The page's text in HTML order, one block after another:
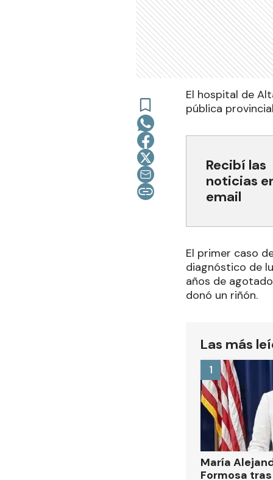
El hospital de
pública
Recibí las
noticias
email
El primer caso
diagnóstico de
años de
donó un riñón.
Las más
María
Formosa
1